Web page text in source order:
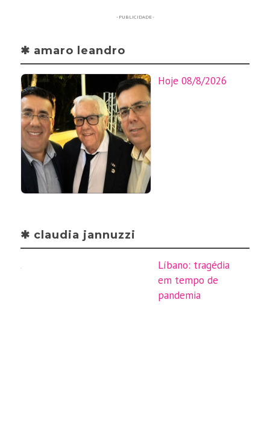
- PUBLICIDADE -
✱ amaro leandro
Hoje 08/8/2026
✱ claudia jannuzzi
Líbano: tragédia
em tempo de
pandemia